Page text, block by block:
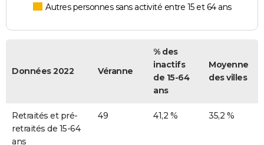
Autres personnes sans activité entre 15 et 64 ans
Données 2022 Véranne
% des
inactifs
de 15-64
ans
Moyenne
des villes
Retraités et pré-
retraités de 15-64
ans
49 41,2 % 35,2 %